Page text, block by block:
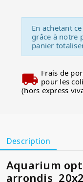
En achetant
grâce à notre
panier
Frais de
pour les
(hors express
Description
Aquarium
arrondis